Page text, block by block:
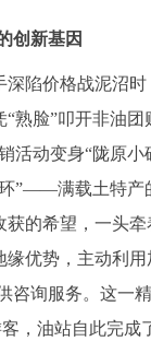
创新基因
深陷价格战泥沼
熟脸”叩开非油团
活动变身“陇原小
”——满载土特产
获的希望，一头
缘优势，主动利
咨询服务。这一
，油站自此完成